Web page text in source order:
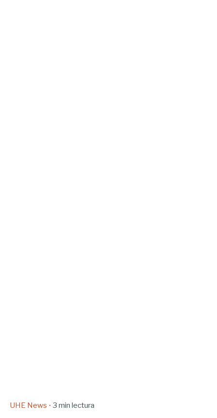
UHE News 3 min lectura